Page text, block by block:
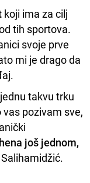
koji ima za cilj
tih sportova.
svoje prve
mi je drago da
takvu trku
pozivam sve,
još jednom,